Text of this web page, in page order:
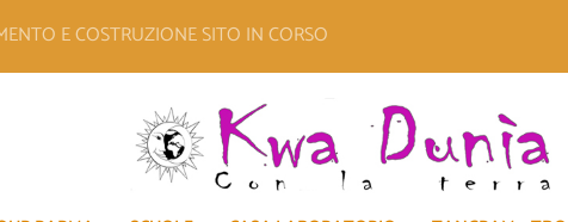
E COSTRUZIONE SITO IN CORSO